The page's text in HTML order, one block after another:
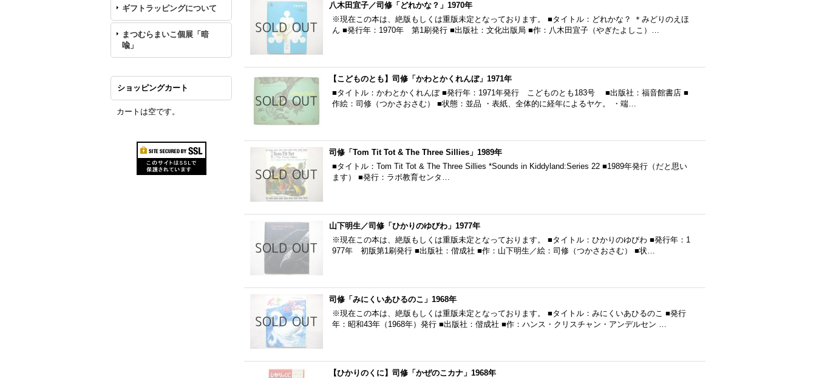
ギフトラッピングについて
まつむらまいこ個展「暗
喩」
ショッピングカート
カートは空です。
八木田宜子／司修「どれかな？」1970年
※現在この本は、絶版もしくは重版未定となっております。 ■タイトル：どれかな？ ＊みどりのえほ
ん ■発行年：1970年 第1刷発行 ■出版社：文化出版局 ■作：八木田宜子（やぎたよしこ）…
【こどものとも】司修「かわとかくれんぼ」1971年
■タイトル：かわとかくれんぼ ■発行年：1971年発行 こどものとも183号 ■出版社：福音館書店 ■
作絵：司修（つかさおさむ） ■状態：並品 ・表紙、全体的に経年によるヤケ。 ・端…
司修「Tom Tit Tot & The Three Sillies」1989年
■タイトル：Tom Tit Tot & The Three Sillies *Sounds in Kiddyland:Series 22 ■1989年発行（だと思い
ます） ■発行：ラボ教育センタ…
山下明生／司修「ひかりのゆびわ」1977年
※現在この本は、絶版もしくは重版未定となっております。 ■タイトル：ひかりのゆびわ ■発行年：1
977年 初版第1刷発行 ■出版社：偕成社 ■作：山下明生／絵：司修（つかさおさむ） ■状…
司修「みにくいあひるのこ」1968年
※現在この本は、絶版もしくは重版未定となっております。 ■タイトル：みにくいあひるのこ ■発行
年：昭和43年（1968年）発行 ■出版社：偕成社 ■作：ハンス・クリスチャン・アンデルセン …
【ひかりのくに】司修「かぜのこカナ」1968年